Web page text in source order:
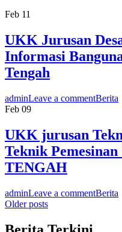
Feb 11
UKK Jurusan
Informasi
Tengah
adminLeave a commentBerita
Feb 09
UKK jurusan
Teknik
TENGAH
adminLeave a commentBerita
Posts
navigation
Older posts